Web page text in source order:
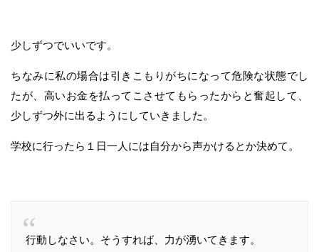
少しずつでいいです。
ちなみに私の場合は引きこもりがちになって危険な状態でし
たが、高いお金を払ってこさせてもらったからと奮起して、
少しずつ外に出るようにしていきました。
学校に行ったら１日一人には自分から声かけるとか決めて。
行動しなさい。そうすれば、力が湧いてきます。